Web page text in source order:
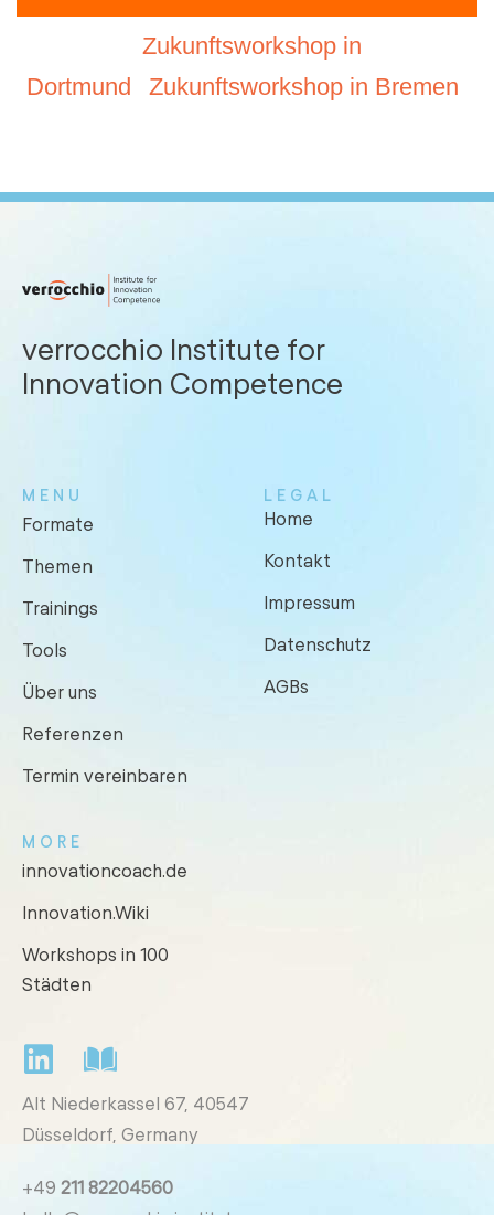
Zukunftsworkshop in
Dortmund
Zukunftsworkshop in Bremen
verrocchio Institute for
Innovation Competence
MENU
Formate
Themen
Trainings
Tools
Über uns
Referenzen
Termin vereinbaren
LEGAL
Home
Kontakt
Impressum
Datenschutz
AGBs
MORE
innovationcoach.de
Innovation.Wiki
Workshops in 100
Städten
Alt Niederkassel 67, 40547
Düsseldorf, Germany
+49 211 82204560